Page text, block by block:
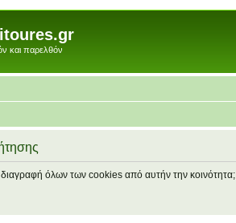
και παρελθόν
διαγραφή όλων των cookies από αυτήν την κοινότητα;